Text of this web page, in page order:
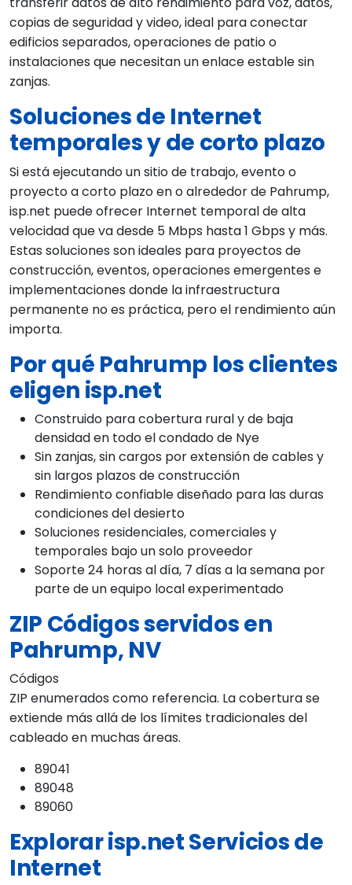
copias de seguridad y video, ideal para conectar
edificios separados, operaciones de patio o
instalaciones que necesitan un enlace estable sin
zanjas.
Soluciones de Internet
temporales y de corto plazo
Si está ejecutando un sitio de trabajo, evento o
proyecto a corto plazo en o alrededor de Pahrump,
isp.net puede ofrecer Internet temporal de alta
velocidad que va desde 5 Mbps hasta 1 Gbps y más.
Estas soluciones son ideales para proyectos de
construcción, eventos, operaciones emergentes e
implementaciones donde la infraestructura
permanente no es práctica, pero el rendimiento aún
importa.
Por qué Pahrump los clientes
eligen isp.net
Construido para cobertura rural y de baja
densidad en todo el condado de Nye
Sin zanjas, sin cargos por extensión de cables y
sin largos plazos de construcción
Rendimiento confiable diseñado para las duras
condiciones del desierto
Soluciones residenciales, comerciales y
temporales bajo un solo proveedor
Soporte 24 horas al día, 7 días a la semana por
parte de un equipo local experimentado
ZIP Códigos servidos en
Pahrump, NV
Códigos
ZIP enumerados como referencia. La cobertura se
extiende más allá de los límites tradicionales del
cableado en muchas áreas.
89041
89048
89060
Explorar isp.net Servicios de
Internet